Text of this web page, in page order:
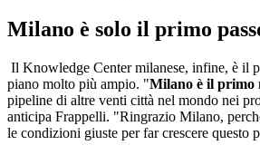
Milano è solo il primo
Il Knowledge Center milanese, infine, è il
piano molto più ampio. "Milano è il primo
pipeline di altre venti città nel mondo nei
anticipa Frappelli. "Ringrazio Milano,
le condizioni giuste per far crescere questo